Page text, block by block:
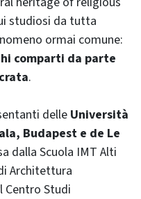
studiosi da tutta
ormai comune:
comparti da parte
.
delle Università
Budapest e de Le
dalla Scuola IMT Alti
Architettura
Centro Studi